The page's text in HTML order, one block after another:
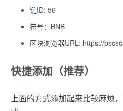
链ID: 56
符号：BNB
区块浏览器URL: https://
快捷添加（推荐）
上面的方式添加起来比较麻烦